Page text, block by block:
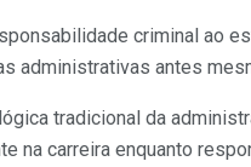
criminal ao
administrativas antes
tradicional da
na carreira enquanto